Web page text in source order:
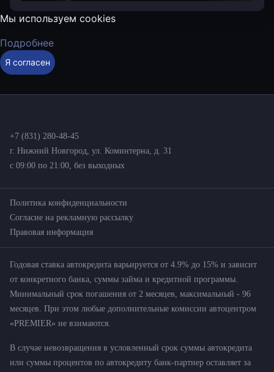
Мы используем cookies
Подробнее
Я согласен
+7 (831) 280-48-45
г. Нижний Новгород, ул. Коминтерна, д. 31
с 09:00 по 21:00, без выходных
Политика конфиденциальности
Согласие на рекламную рассылку
Правовая информация
Годовая ставка автокредита варьируется от 4.9% до 15% и зависит
от конкретного банка, суммы займа и кредитной программы.
Минимальный срок погашения от 2 месяцев, максимальный - 96
месяцев. При этом любые дополнительные комиссии автоцентром
«PREMIER» не взимаются.
В случае невозвращения в условленный срок суммы автокредита
или суммы процентов по автокредиту банк-партнер оставляет за